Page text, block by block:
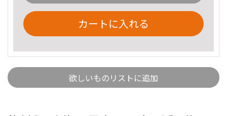
カートに入れる
欲しいものリストに追加